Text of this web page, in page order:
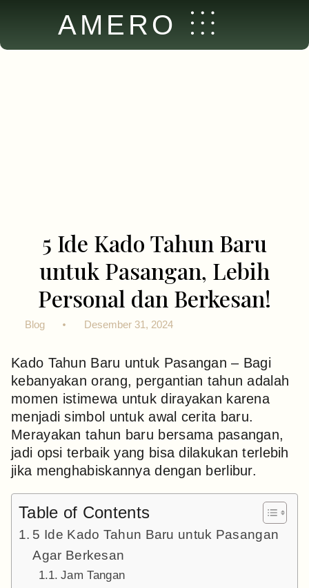
AMERO
5 Ide Kado Tahun Baru
untuk Pasangan, Lebih
Personal dan Berkesan!
Blog Desember 31, 2024
Kado Tahun Baru untuk Pasangan – Bagi
kebanyakan orang, pergantian tahun adalah
momen istimewa untuk dirayakan karena
menjadi simbol untuk awal cerita baru.
Merayakan tahun baru bersama pasangan,
jadi opsi terbaik yang bisa dilakukan terlebih
jika menghabiskannya dengan berlibur.
Table of Contents
5 Ide Kado Tahun Baru untuk Pasangan
Agar Berkesan
Jam Tangan